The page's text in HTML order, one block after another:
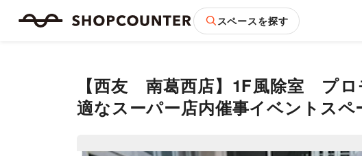
スペースを探す
【西友 南葛西店】1F風除室 プロ
適なスーパー店内催事イベントスペ